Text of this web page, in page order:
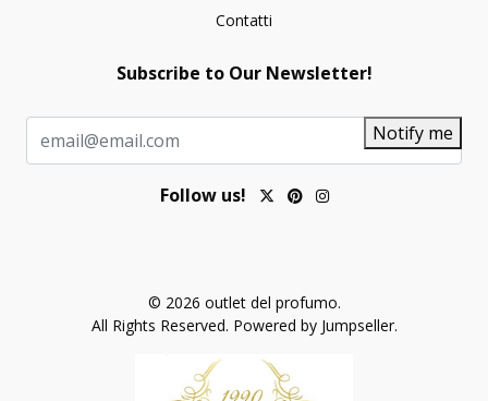
Contatti
Subscribe to Our Newsletter!
Notify me
Follow us!
© 2026 outlet del profumo.
All Rights Reserved. Powered by Jumpseller.